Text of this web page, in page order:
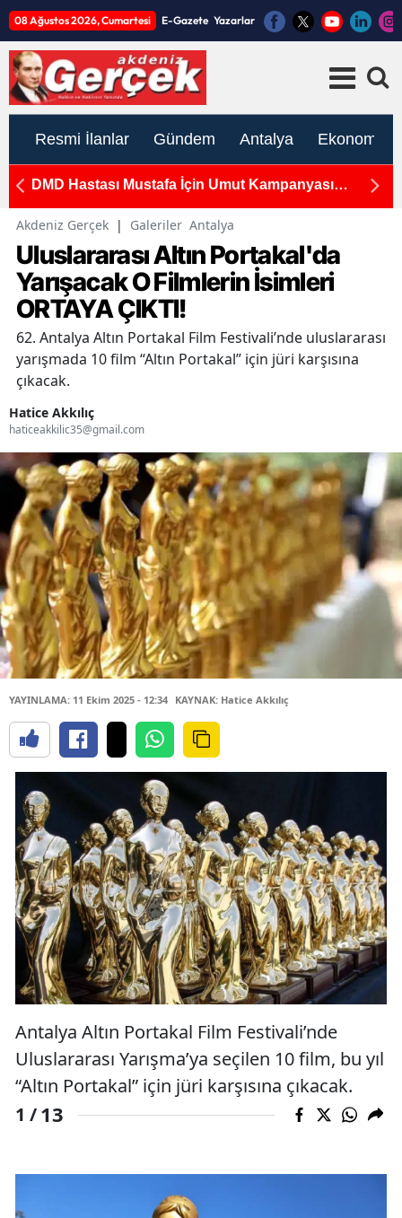
08 Ağustos 2026, Cumartesi E-Gazete Yazarlar
Resmi İlanlar Gündem Antalya Ekonomi
DMD Hastası Mustafa İçin Umut Kampanyası
Akdeniz Gerçek | Galeriler Antalya
Uluslararası Altın Portakal'da
Yarışacak O Filmlerin İsimleri
ORTAYA ÇIKTI!
62. Antalya Altın Portakal Film Festivali’nde uluslararası
yarışmada 10 film “Altın Portakal” için jüri karşısına
çıkacak.
Hatice Akkılıç
haticeakkilic35@gmail.com
YAYINLAMA: 11 Ekim 2025 - 12:34 KAYNAK: Hatice Akkılıç
Antalya Altın Portakal Film Festivali’nde
Uluslararası Yarışma’ya seçilen 10 film, bu yıl
“Altın Portakal” için jüri karşısına çıkacak.
1 /13